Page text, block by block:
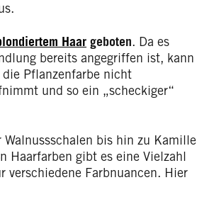
Haar geboten. Da es
bereits angegriffen ist, kann
die Pflanzenfarbe nicht
und so ein „scheckiger“
Walnussschalen bis hin zu Kamille
Haarfarben gibt es eine Vielzahl
verschiedene Farbnuancen. Hier